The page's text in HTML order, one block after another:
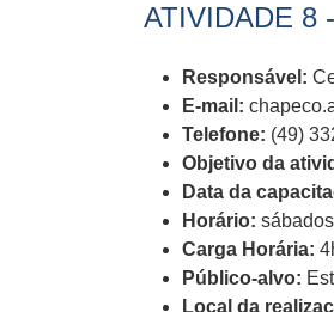
ATIVIDADE 8 -
Responsável:
E-mail:
Telefone: (49)
Objetivo da
Data da
Horário:
Carga Horária:
Público-alvo:
Local da